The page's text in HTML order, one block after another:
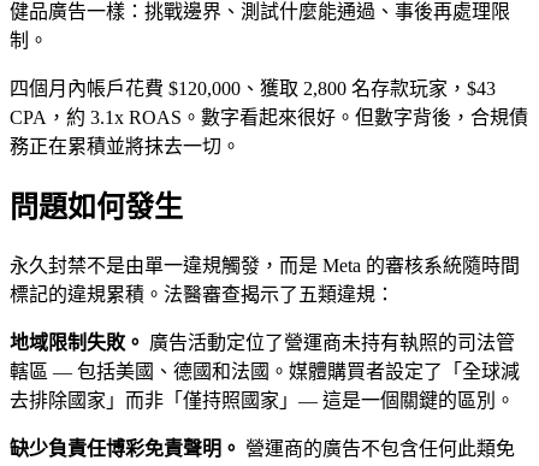
健品廣告一樣：挑戰邊界、測試什麼能通過、事後再處理限
制。
四個月內帳戶花費 $120,000、獲取 2,800 名存款玩家，$43
CPA，約 3.1x ROAS。數字看起來很好。但數字背後，合規債
務正在累積並將抹去一切。
問題如何發生
永久封禁不是由單一違規觸發，而是 Meta 的審核系統隨時間
標記的違規累積。法醫審查揭示了五類違規：
地域限制失敗。 廣告活動定位了營運商未持有執照的司法管
轄區 — 包括美國、德國和法國。媒體購買者設定了「全球減
去排除國家」而非「僅持照國家」— 這是一個關鍵的區別。
缺少負責任博彩免責聲明。 營運商的廣告不包含任何此類免